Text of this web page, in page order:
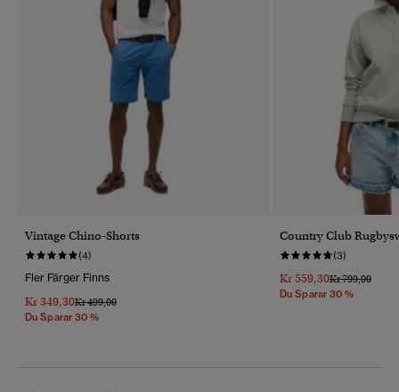
Vintage Chino-Shorts
(4)
Fler Färger Finns
Kr 349,30Pris Reducerat Från
Kr 499,00Till
Du Sparar 30 %
Country Club
(3)
Kr 559,30Pris Reducerat
Kr 799,00Till
Du Sparar 30 %